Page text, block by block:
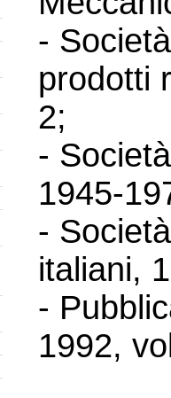
-
prodotti
2;
-
1945-
-
italiani,
-
1992,